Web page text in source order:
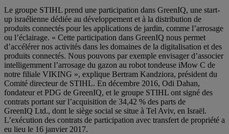
Le groupe STIHL prend une participation dans GreenIQ, une start-
up israélienne dédiée au développement et à la distribution de
produits connectés pour les applications de jardin, comme l’arrosage
ou l’éclairage. « Cette participation dans GreenIQ nous permet
d’accélérer nos activités dans les domaines de la digitalisation et des
produits connectés. Nous pouvons par exemple envisager d’associer
intelligemment l’arrosage du gazon au robot tondeuse iMow C de
notre filiale VIKING », explique Bertram Kandziora, président du
Comité directeur de STIHL. En décembre 2016, Odi Dahan,
fondateur et PDG de GreenIQ, et le groupe STIHL ont signé des
contrats portant sur l’acquisition de 34,42 % des parts de
GreenIQ Ltd., dont le siège social se situe à Tel Aviv, en Israël.
L’exécution des contrats de participation avec transfert de propriété a
eu lieu le 16 janvier 2017.